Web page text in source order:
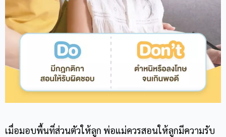
เมื่อมอบพื้นที่ส่วนตัวให้ลูก พ่อแม่ควรสอนให้ลูกมีความรับ